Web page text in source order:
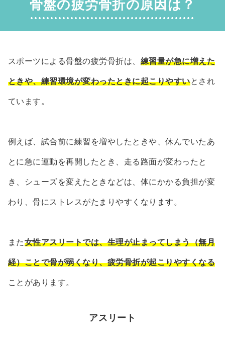
骨盤の疲労骨折の原因は？
スポーツによる骨盤の疲労骨折は、 練習量が急に増えた
ときや、練習環境が変わったときに起こりやすいとされ
ています。
例えば、試合前に練習を増やしたときや、休んでいたあ
とに急に運動を再開したとき、走る路面が変わったと
き、シューズを変えたときなどは、体にかかる負担が変
わり、骨にストレスがたまりやすくなります。
また女性アスリートでは、生理が止まってしまう（無月
経）ことで骨が弱くなり、疲労骨折が起こりやすくなる
ことがあります。
アスリート